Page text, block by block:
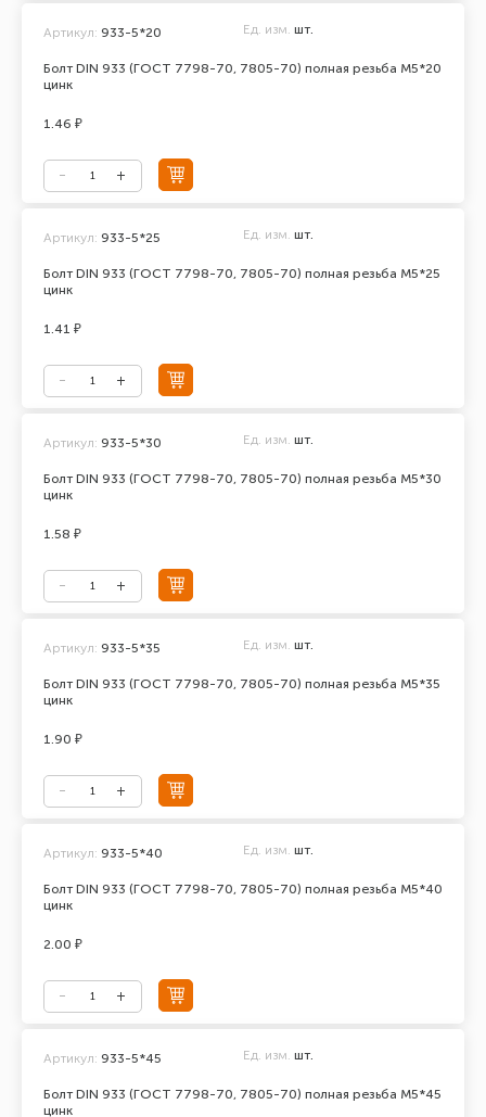
Болт DIN 933 (ГОСТ 7798-70, 7805-70) полная резьба М5*20
цинк
Артикул: 933-5*20 Ед. изм. шт.
1.46 ₽
Болт DIN 933 (ГОСТ 7798-70, 7805-70) полная резьба М5*25
цинк
Артикул: 933-5*25 Ед. изм. шт.
1.41 ₽
Болт DIN 933 (ГОСТ 7798-70, 7805-70) полная резьба М5*30
цинк
Артикул: 933-5*30 Ед. изм. шт.
1.58 ₽
Болт DIN 933 (ГОСТ 7798-70, 7805-70) полная резьба М5*35
цинк
Артикул: 933-5*35 Ед. изм. шт.
1.90 ₽
Болт DIN 933 (ГОСТ 7798-70, 7805-70) полная резьба М5*40
цинк
Артикул: 933-5*40 Ед. изм. шт.
2.00 ₽
Болт DIN 933 (ГОСТ 7798-70, 7805-70) полная резьба М5*45
цинк
Артикул: 933-5*45 Ед. изм. шт.